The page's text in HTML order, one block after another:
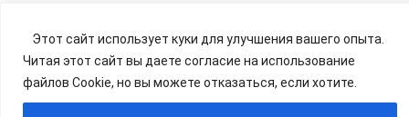
Этот сайт использует куки для улучшения вашего опыта.
Читая этот сайт вы даете согласие на использование
файлов Cookie, но вы можете отказаться, если хотите.